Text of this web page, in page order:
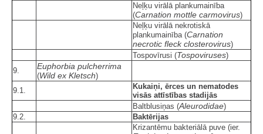
Neļķu virālā plankumainība
(Carnation mottle carmovirus)
Neļķu virālā nekrotiskā
plankumainība (Carnation
necrotic fleck closterovirus)
Tospovīrusi (Tospoviruses)
9.
Euphorbia pulcherrima
(Wild ex Kletsch)
9.1.
Kukaiņi, ērces un nematodes
visās attīstības stadijās
Baltblusiņas (Aleurodidae)
9.2.
Baktērijas
Krizantēmu bakteriālā puve (ier.